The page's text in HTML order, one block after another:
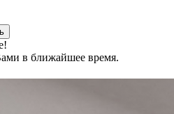
в ближайшее время.